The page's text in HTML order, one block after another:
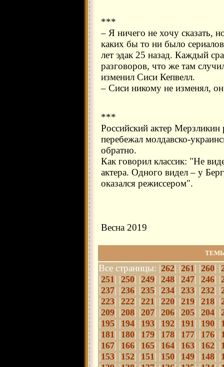
***
– Я ничего не хочу сказать,
каких бы то ни было
лет эдак 25 назад. Каждый
разговоров, что же там
изменил Сиси Кепвелл.
– Сиси никому не изменял,
***
Российский актер
перебежал молдавско-
обратно.
Как говорил классик: "Не
актера. Одного видел – у
оказался режиссером".
Весна 2019
Все страницы: |262| |261| |260| |
|251| |250| |249| |248| |247| |246| |
|237| |236| |235| |234| |233| |232| |
|223| |222| |221| |220| |219| |218| |
|209| |208| |207| |206| |205| |204| |
|195| |194| |193| |192| |191| |190| |
|181| |180| |179| |178| |177| |176| |
|167| |166| |165| |164| |163| |162| |
|153| |152| |151| |150| |149| |148| |